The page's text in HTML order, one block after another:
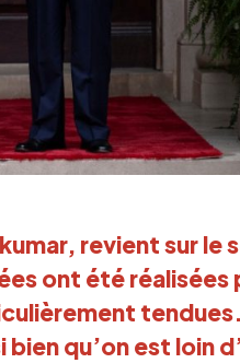
revient sur le
ont été réalisées
qu’on est loin